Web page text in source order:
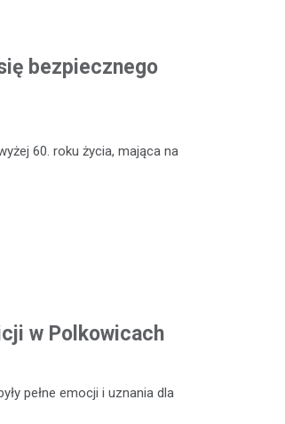
bezpiecznego
60. roku życia, mająca na
w Polkowicach
pełne emocji i uznania dla